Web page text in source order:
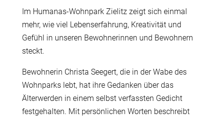
Im Humanas-Wohnpark Zielitz zeigt sich einmal
mehr, wie viel Lebenserfahrung, Kreativität und
Gefühl in unseren Bewohnerinnen und Bewohnern
steckt.
Bewohnerin Christa Seegert, die in der Wabe des
Wohnparks lebt, hat ihre Gedanken über das
Älterwerden in einem selbst verfassten Gedicht
festgehalten. Mit persönlichen Worten beschreibt